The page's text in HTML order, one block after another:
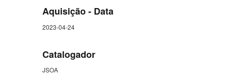
Aquisição - Data
2023-04-24
Catalogador
JSOA